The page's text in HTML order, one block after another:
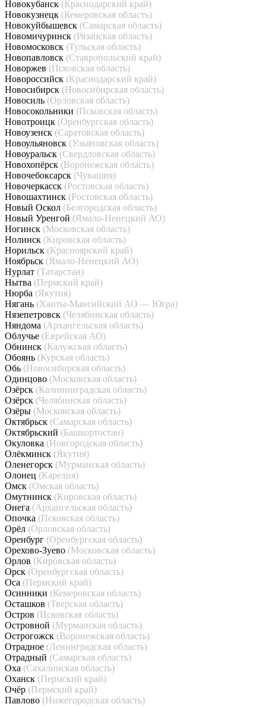
Новокубанск (Краснодарский край)
Новокузнецк (Кемеровская область)
Новокуйбышевск (Самарская область)
Новомичуринск (Рязанская область)
Новомосковск (Тульская область)
Новопавловск (Ставропольский край)
Новоржев (Псковская область)
Новороссийск (Краснодарский край)
Новосибирск (Новосибирская область)
Новосиль (Орловская область)
Новосокольники (Псковская область)
Новотроицк (Оренбургская область)
Новоузенск (Саратовская область)
Новоульяновск (Ульяновская область)
Новоуральск (Свердловская область)
Новохопёрск (Воронежская область)
Новочебоксарск (Чувашия)
Новочеркасск (Ростовская область)
Новошахтинск (Ростовская область)
Новый Оскол (Белгородская область)
Новый Уренгой (Ямало-Ненецкий АО)
Ногинск (Московская область)
Нолинск (Кировская область)
Норильск (Красноярский край)
Ноябрьск (Ямало-Ненецкий АО)
Нурлат (Татарстан)
Нытва (Пермский край)
Нюрба (Якутия)
Нягань (Ханты-Мансийский АО — Югра)
Нязепетровск (Челябинская область)
Няндома (Архангельская область)
Облучье (Еврейская АО)
Обнинск (Калужская область)
Обоянь (Курская область)
Обь (Новосибирская область)
Одинцово (Московская область)
Озёрск (Калининградская область)
Озёрск (Челябинская область)
Озёры (Московская область)
Октябрьск (Самарская область)
Октябрьский (Башкортостан)
Окуловка (Новгородская область)
Олёкминск (Якутия)
Оленегорск (Мурманская область)
Олонец (Карелия)
Омск (Омская область)
Омутнинск (Кировская область)
Онега (Архангельская область)
Опочка (Псковская область)
Орёл (Орловская область)
Оренбург (Оренбургская область)
Орехово-Зуево (Московская область)
Орлов (Кировская область)
Орск (Оренбургская область)
Оса (Пермский край)
Осинники (Кемеровская область)
Осташков (Тверская область)
Остров (Псковская область)
Островной (Мурманская область)
Острогожск (Воронежская область)
Отрадное (Ленинградская область)
Отрадный (Самарская область)
Оха (Сахалинская область)
Оханск (Пермский край)
Очёр (Пермский край)
Павлово (Нижегородская область)